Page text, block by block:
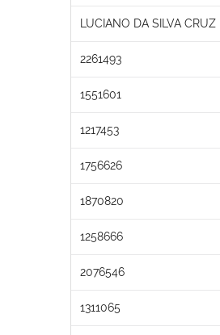
LUCIANO DA SILVA CRUZ
2261493
1551601
1217453
1756626
1870820
1258666
2076546
1311065